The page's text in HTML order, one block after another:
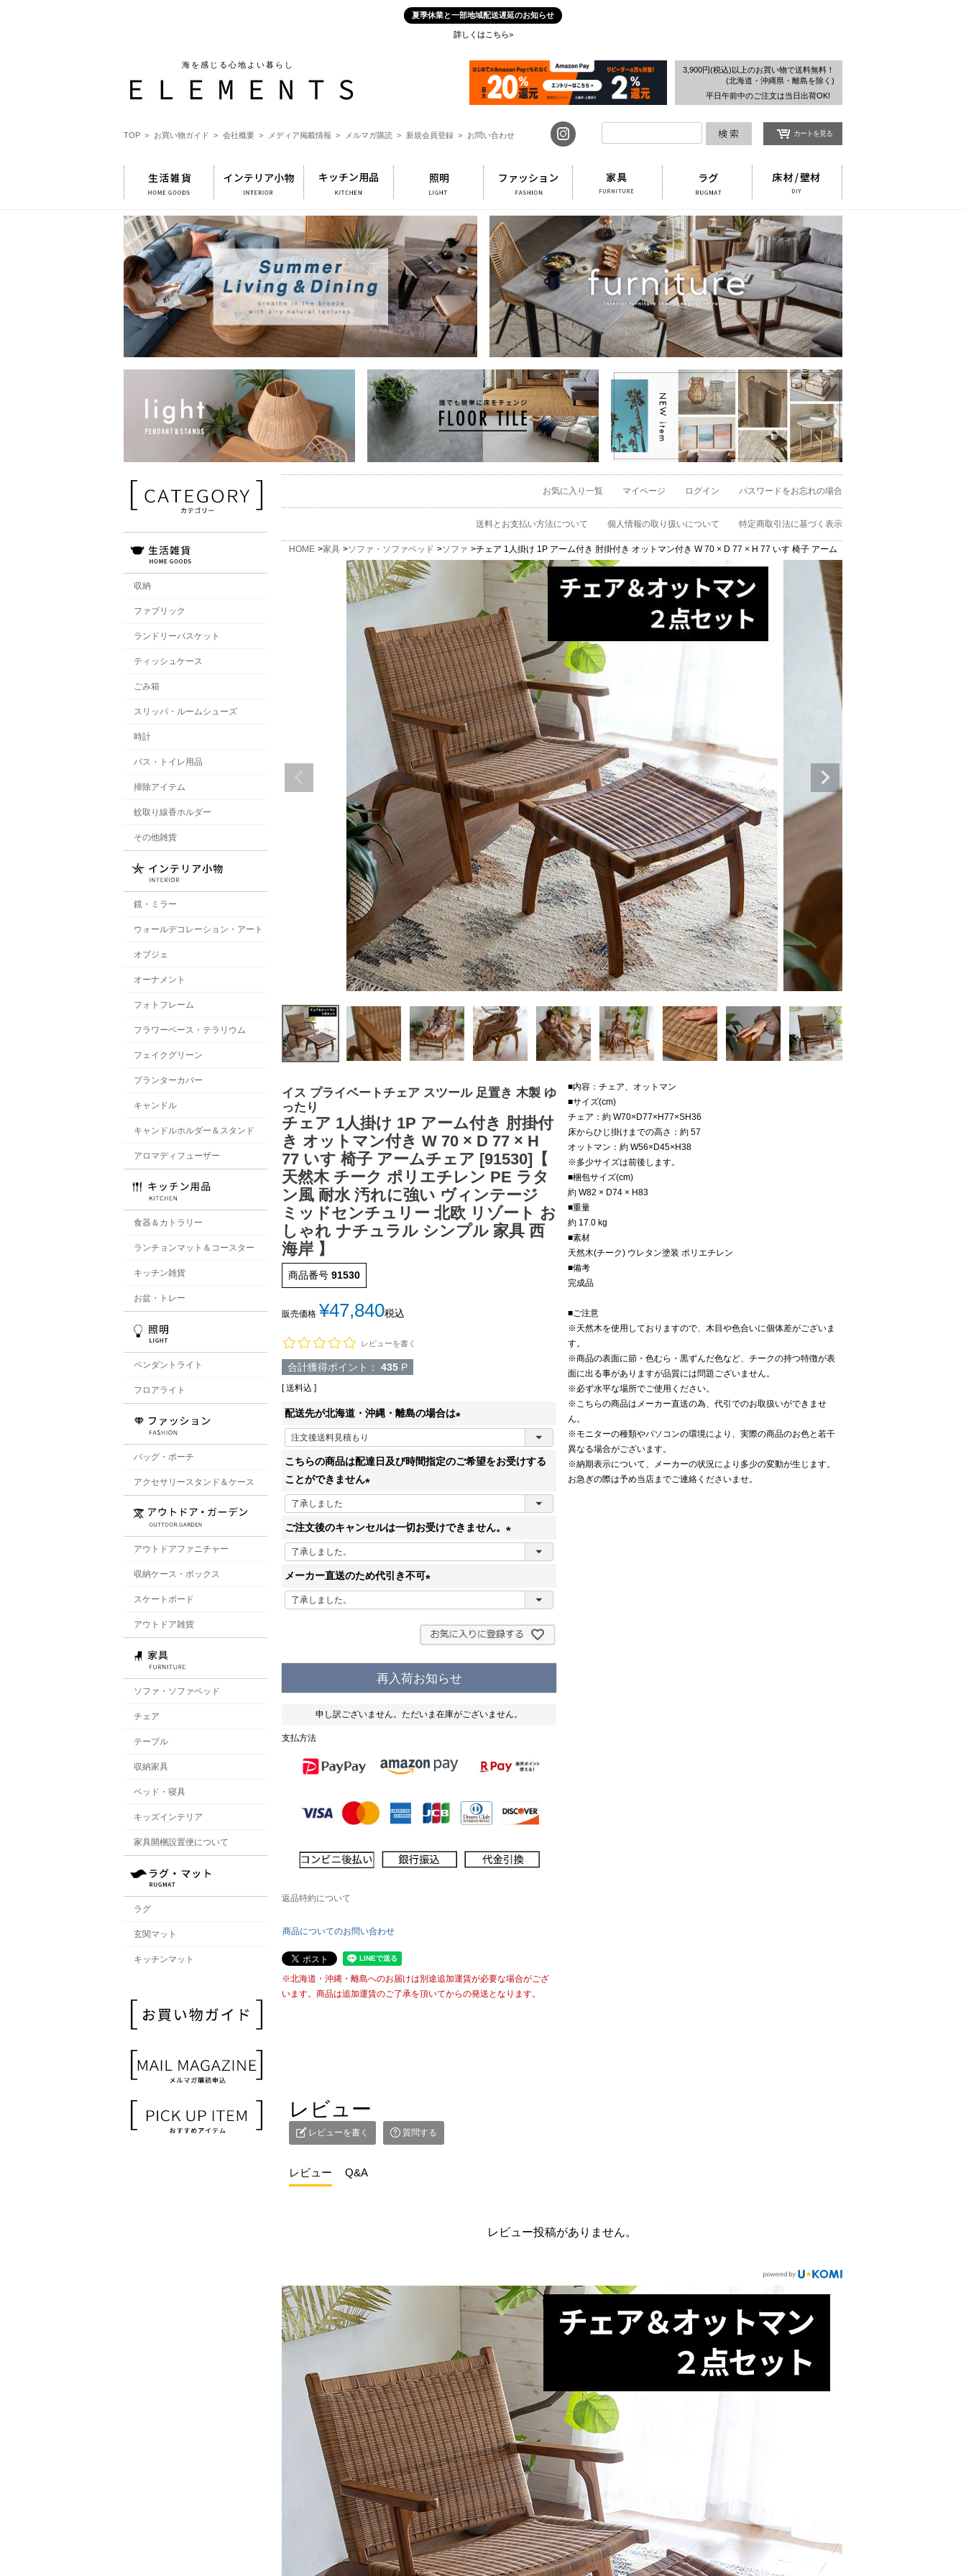
夏季休業と一部地域配送遅延のお知らせ
詳しくはこちら>
海を感じる心地よい暮らし
3,900円(税込)以上のお買い物で送料無料！
(北海道・沖縄県・離島を除く)
平日午前中のご注文は当日出荷OK!
カートを見る
TOP > お買い物ガイド > 会社概要 > メディア掲載情報 > メルマガ購読 > 新規会員登録 > お問い合わせ
検索
収納
ファブリック
ランドリーバスケット
ティッシュケース
ごみ箱
スリッパ・ルームシューズ
時計
バス・トイレ用品
掃除アイテム
蚊取り線香ホルダー
その他雑貨
鏡・ミラー
ウォールデコレーション・アート
オブジェ
オーナメント
フォトフレーム
フラワーベース・テラリウム
フェイクグリーン
プランターカバー
キャンドル
キャンドルホルダー＆スタンド
アロマディフューザー
食器＆カトラリー
ランチョンマット＆コースター
キッチン雑貨
お盆・トレー
ペンダントライト
フロアライト
バッグ・ポーチ
アクセサリースタンド＆ケース
アウトドアファニチャー
収納ケース・ボックス
スケートボード
アウトドア雑貨
ソファ・ソファベッド
チェア
テーブル
収納家具
ベッド・寝具
キッズインテリア
家具開梱設置便について
ラグ
玄関マット
キッチンマット
お気に入り一覧 マイページ ログイン パスワードをお忘れの場合
送料とお支払い方法について 個人情報の取り扱いについて 特定商取引法に基づく表示
HOME 家具 ソファ・ソファベッド ソファ チェア 1人掛け 1P アーム付き 肘掛付き オットマン付き W 70 × D 77 × H 77 いす 椅子 アームチェア [91530]【 天然木 チー
イス プライベートチェア スツール 足置き 木製 ゆ
ったり
チェア 1人掛け 1P アーム付き 肘掛付
き オットマン付き W 70 × D 77 × H
77 いす 椅子 アームチェア [91530]【
天然木 チーク ポリエチレン PE ラタ
ン風 耐水 汚れに強い ヴィンテージ
ミッドセンチュリー 北欧 リゾート お
しゃれ ナチュラル シンプル 家具 西
海岸 】
商品番号 91530
販売価格 ¥47,840税込
レビューを書く
合計獲得ポイント： 435 P
送料込
配送先が北海道・沖縄・離島の場合は
必
こちらの商品は配達日及び時間指定のご希望をお受けする
ことができません
必
ご注文後のキャンセルは一切お受けできません。
メーカー直送のため代引き不可
須
再入荷お知らせ
申し訳ございません。ただいま在庫がございません。
支払方法
返品特約について
商品についてのお問い合わせ
※北海道・沖縄・離島へのお届けは別途追加運賃が必要な場合がござ
います。商品は追加運賃のご了承を頂いてからの発送となります。
■内容：チェア、オットマン
■サイズ(cm)
チェア：約 W70×D77×H77×SH36
床からひじ掛けまでの高さ：約 57
オットマン：約 W56×D45×H38
※多少サイズは前後します。
■梱包サイズ(cm)
約 W82 × D74 × H83
■重量
約 17.0 kg
■素材
天然木(チーク) ウレタン塗装 ポリエチレン
■備考
完成品
■ご注意
※天然木を使用しておりますので、木目や色合いに個体差がございま
す。
※商品の表面に節・色むら・黒ずんだ色など、チークの持つ特徴が表
面に出る事がありますが品質には問題ございません。
※必ず水平な場所でご使用ください。
※こちらの商品はメーカー直送の為、代引でのお取扱いができませ
ん。
※モニターの種類やパソコンの環境により、実際の商品のお色と若干
異なる場合がございます。
※納期表示について、メーカーの状況により多少の変動が生じます。
お急ぎの際は予め当店までご連絡くださいませ。
レビュー
レビューを書く 質問する
レビュー Q&A
レビュー投稿がありません。